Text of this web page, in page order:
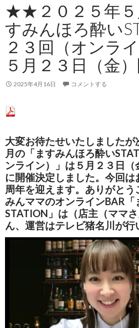
★★２０２５年５
すみんほろ酔い
２３回（オンラ
５月２３日（金
2025年4月16日 コメントする
大変お待たせいたしましたが
月の「ますみんほろ酔い
ンライン）」は５月２３日（
に開催決定しました。今回は
周年を迎えます。ありがと
みんママのオンラインBAR
STATION」は（店主（ママ
ん、運営はテレビ猪名川が行